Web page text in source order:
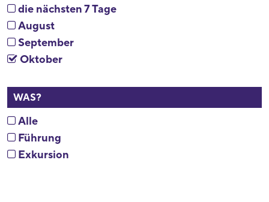
die nächsten 7 Tage
August
September
Oktober
WAS?
Alle
Führung
Exkursion